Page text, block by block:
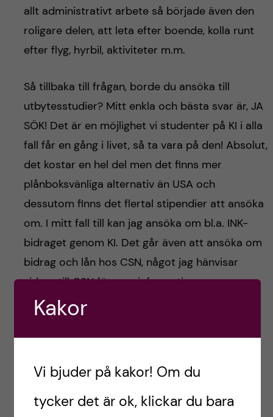
allt administrativt arbete så började även den
roligare delen, att leta efter boende, kolla runt
efter flyg, hyrbil, aktiviteter m.m.
Så tillbaka till frågan, borde du ansöka till
utbytesstudier? Mitt enkla och bästa svar är, JA
SÖK! Det är en möjlighet vi studenter på KI i alla
fall får en gång i livet, så ta vara på den! Absolut,
det kostar en hel del men det finns mer
plånboksvänliga alternativ än USA och
dessutom finns det flertal stipendier att ansöka
om. I mitt fall till kan jag ansöka om bl.a. INK-
bidraget genom KI. Det går även att ansöka om
bidrag och lån hos CSN, något jag hänvisar
vidare till CSN för mer information.
Ta hand om dig, vi hörs!
Kakor
Vi bjuder på kakor! Om du
tycker det är ok, klickar du bara